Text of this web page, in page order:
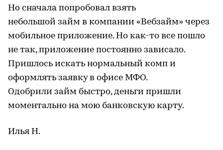
Но сначала попробовал взять
небольшой займ в компании «Вебзайм» через
мобильное приложение. Но как-то все пошло
не так, приложение постоянно зависало.
Пришлось искать нормальный комп и
оформлять заявку в офисе МФО.
Одобрили займ быстро, деньги пришли
моментально на мою банковскую карту.
Илья Н.